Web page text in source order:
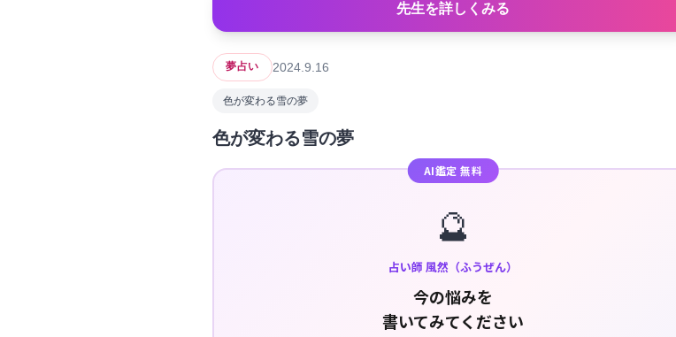
先生を詳しくみる
夢占い 2024.9.16
色が変わる雪の夢
色が変わる雪の夢
AI鑑定 無料
🔮
占い師 風然（ふうぜん）
今の悩みを
書いてみてください